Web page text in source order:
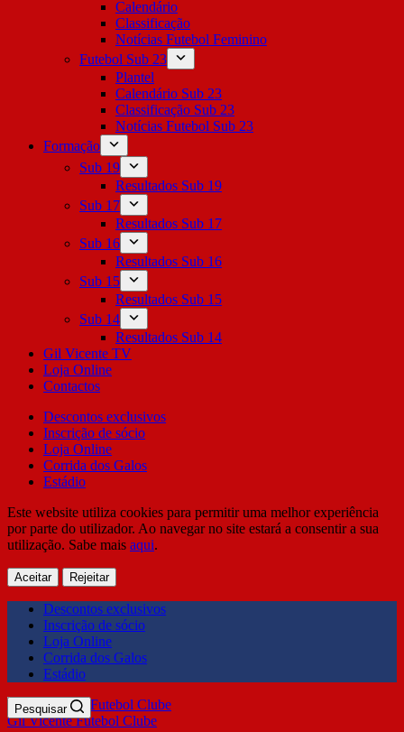
Calendário
Classificação
Notícias Futebol Feminino
Futebol Sub 23
Plantel
Calendário Sub 23
Classificação Sub 23
Notícias Futebol Sub 23
Formação
Sub 19
Resultados Sub 19
Sub 17
Resultados Sub 17
Sub 16
Resultados Sub 16
Sub 15
Resultados Sub 15
Sub 14
Resultados Sub 14
Gil Vicente TV
Loja Online
Contactos
Descontos exclusivos
Inscrição de sócio
Loja Online
Corrida dos Galos
Estádio
Este website utiliza cookies para permitir uma melhor experiência
por parte do utilizador. Ao navegar no site estará a consentir a sua
utilização. Sabe mais aqui.
Aceitar Rejeitar
Descontos exclusivos
Inscrição de sócio
Loja Online
Corrida dos Galos
Estádio
Gil Vicente Futebol Clube
Pesquisar